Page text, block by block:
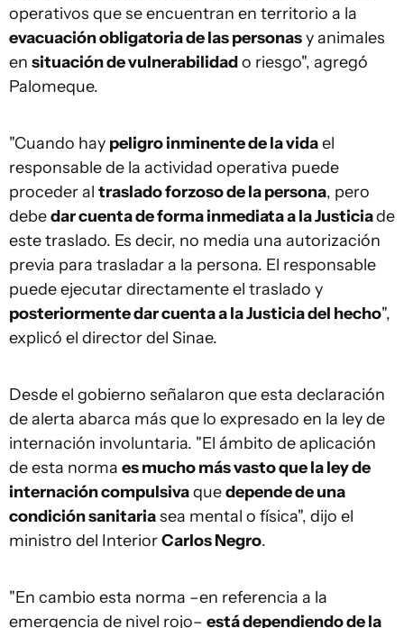
operativos que se encuentran en territorio a la
evacuación obligatoria de las personasy animales
en situación de vulnerabilidado riesgo", agregó
Palomeque.
"Cuando hay peligro inminente de la vidael
responsable de la actividad operativa puede
proceder al traslado forzoso de la persona, pero
debedar cuenta de forma inmediata a la Justiciade
este traslado. Es decir, no media una autorización
previa para trasladar a la persona. El responsable
puede ejecutar directamente el traslado y
posteriormente dar cuenta a la Justicia del hecho",
explicó el director del Sinae.
Desde el gobierno señalaron que esta declaración
de alerta abarca más que lo expresado en la ley de
internación involuntaria. "El ámbito de aplicación
de esta norma es mucho más vasto que la ley de
internación compulsivaquedepende de una
condición sanitariasea mental o física", dijo el
ministro del InteriorCarlos Negro.
"En cambio esta norma –en referencia a la
emergencia de nivel rojo– está dependiendo de la